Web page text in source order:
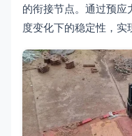
的衔接节点。通过预应
度变化下的稳定性，实